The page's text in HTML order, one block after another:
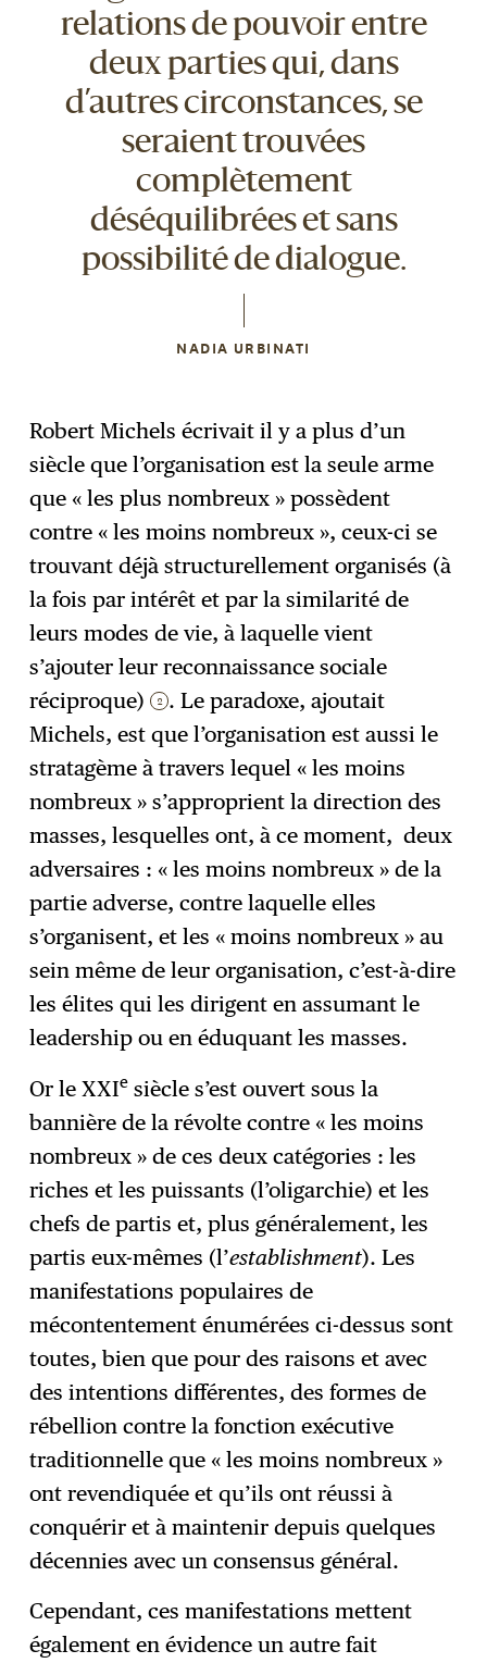
relations de pouvoir entre
deux parties qui, dans
d’autres circonstances, se
seraient trouvées
complètement
déséquilibrées et sans
possibilité de dialogue.
NADIA URBINATI
Robert Michels écrivait il y a plus d’un
siècle que l’organisation est la seule arme
que « les plus nombreux » possèdent
contre « les moins nombreux », ceux-ci se
trouvant déjà structurellement organisés (à
la fois par intérêt et par la similarité de
leurs modes de vie, à laquelle vient
s’ajouter leur reconnaissance sociale
réciproque) 2 . Le paradoxe, ajoutait
Michels, est que l’organisation est aussi le
stratagème à travers lequel « les moins
nombreux » s’approprient la direction des
masses, lesquelles ont, à ce moment, deux
adversaires : « les moins nombreux » de la
partie adverse, contre laquelle elles
s’organisent, et les « moins nombreux » au
sein même de leur organisation, c’est-à-dire
les élites qui les dirigent en assumant le
leadership ou en éduquant les masses.
Or le XXIe siècle s’est ouvert sous la
bannière de la révolte contre « les moins
nombreux » de ces deux catégories : les
riches et les puissants (l’oligarchie) et les
chefs de partis et, plus généralement, les
partis eux-mêmes (l’establishment). Les
manifestations populaires de
mécontentement énumérées ci-dessus sont
toutes, bien que pour des raisons et avec
des intentions différentes, des formes de
rébellion contre la fonction exécutive
traditionnelle que « les moins nombreux »
ont revendiquée et qu’ils ont réussi à
conquérir et à maintenir depuis quelques
décennies avec un consensus général.
Cependant, ces manifestations mettent
également en évidence un autre fait